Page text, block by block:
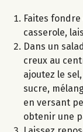
Faites
casserole,
Dans un
creux au
ajoutez le
sucre,
en versant
obtenir une